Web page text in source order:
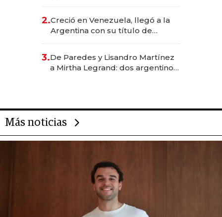
2.Creció en Venezuela, llegó a la
Argentina con su título de
las marcas "fast premium"
3.De Paredes y Lisandro Martínez
a Mirtha Legrand: dos argentinos
Más noticias